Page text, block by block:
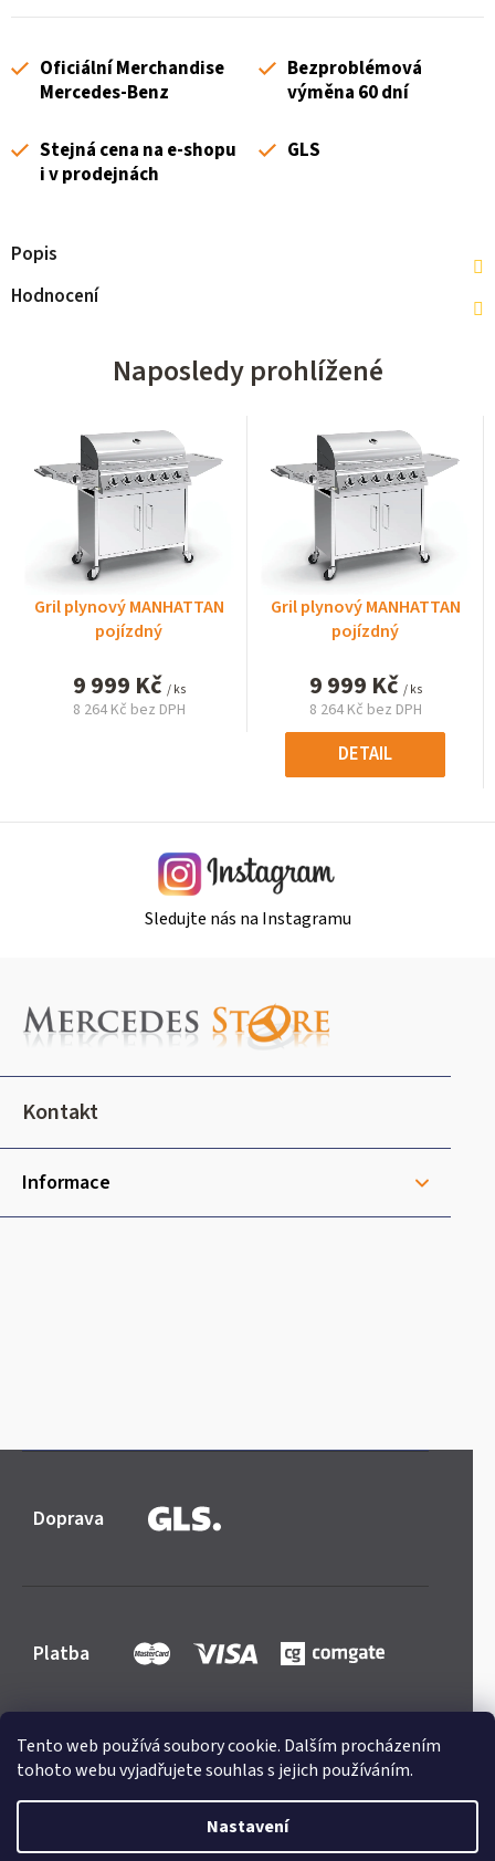
Tento web používá soubory cookie. Dalším procházením
tohoto webu vyjadřujete souhlas s jejich používáním.
Nastavení
Oficiální Merchandise
Mercedes-Benz
Bezproblémová
výměna 60 dní
Stejná cena na e-shopu
i v prodejnách
GLS
Popis
Hodnocení
Naposledy prohlížené
Gril plynový MANHATTAN
pojízdný
9 999 Kč / ks
8 264 Kč bez DPH
Gril plynový MANHATTAN
pojízdný
9 999 Kč / ks
8 264 Kč bez DPH
Měrná
cena:
DETAIL
Sledujte nás na Instagramu
a
í
Kontakt
Informace
Doprava
Platba
Shoptet |mime digital
Mercedes-store.com
vyhrazena.Upravit nastavení cookies